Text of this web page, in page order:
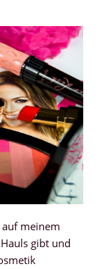
meinem
gibt und